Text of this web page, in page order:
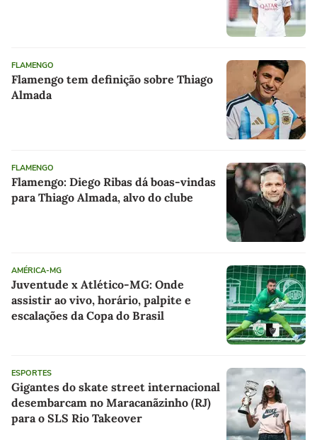
FLAMENGO
Flamengo tem definição sobre Thiago
Almada
FLAMENGO
Flamengo: Diego Ribas dá boas-vindas
para Thiago Almada, alvo do clube
AMÉRICA-MG
Juventude x Atlético-MG: Onde
assistir ao vivo, horário, palpite e
escalações da Copa do Brasil
ESPORTES
Gigantes do skate street internacional
desembarcam no Maracanãzinho (RJ)
para o SLS Rio Takeover